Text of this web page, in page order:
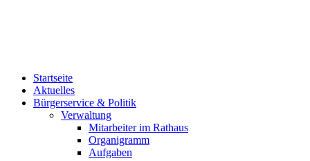
Startseite
Aktuelles
Bürgerservice & Politik
Verwaltung
Mitarbeiter im Rathaus
Organigramm
Aufgaben